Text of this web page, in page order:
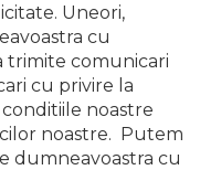
Uneori,
cu
trimite comunicari
cu privire la
noastre
noastre. Putem
dumneavoastra cu